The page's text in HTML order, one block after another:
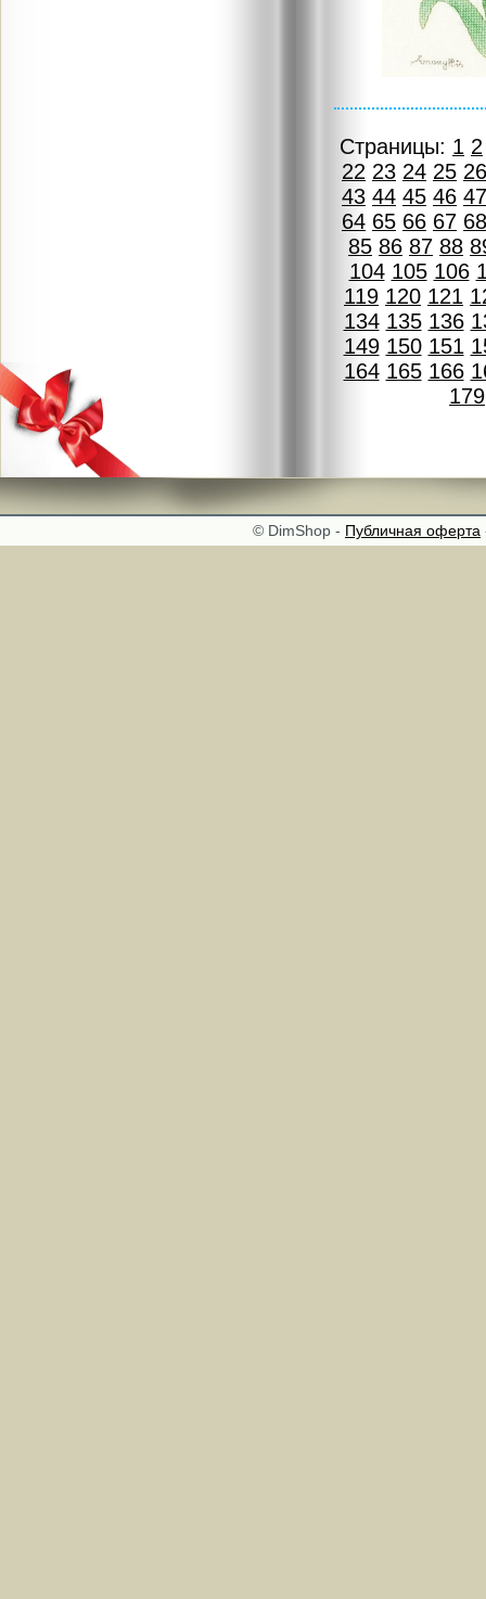
Страницы: 1 2
22 23 24 25 26
43 44 45 46 47
64 65 66 67 68
85 86 87 88
104 105 106
119 120 121
134 135 136
149 150 151
164 165 166
179
© DimShop - Публичная оферта